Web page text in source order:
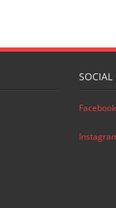
SOCIAL
Facebook